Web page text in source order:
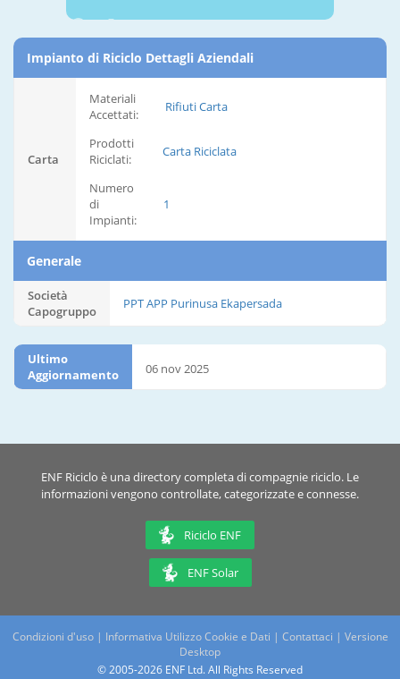
Impianto di Riciclo Dettagli Aziendali
Carta
Materiali
Accettati:
Rifiuti Carta
Prodotti
Riciclati:
Carta Riciclata
Numero
di
Impianti:
1
Generale
Società
Capogruppo
PPT APP Purinusa Ekapersada
Ultimo
Aggiornamento
06 nov 2025
ENF Riciclo è una directory completa di compagnie riciclo. Le
informazioni vengono controllate, categorizzate e connesse.
Riciclo ENF
ENF Solar
Condizioni d'uso| Informativa Utilizzo Cookie e Dati | Contattaci | Versione
Desktop
© 2005-2026 ENF Ltd. All Rights Reserved